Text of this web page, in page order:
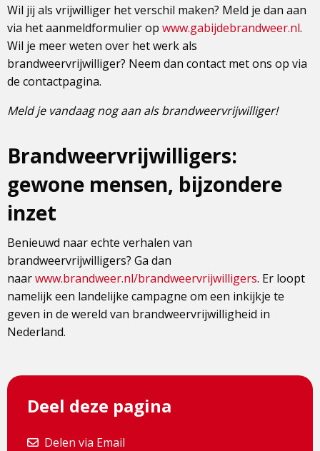
Wil jij als vrijwilliger het verschil maken? Meld je dan aan
via het aanmeldformulier op www.gabijdebrandweer.nl.
Wil je meer weten over het werk als
brandweervrijwilliger? Neem dan contact met ons op via
de contactpagina.
Meld je vandaag nog aan als brandweervrijwilliger!
Brandweervrijwilligers:
gewone mensen, bijzondere
inzet
Benieuwd naar echte verhalen van
brandweervrijwilligers? Ga dan
naarwww.brandweer.nl/brandweervrijwilligers. Er loopt
namelijk een landelijke campagne om een inkijkje te
geven in de wereld van brandweervrijwilligheid in
Nederland.
Deel deze pagina
Delen via Email
Delen via Email